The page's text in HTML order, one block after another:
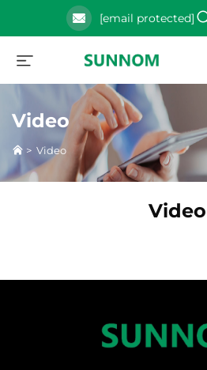
[email protected]
Video
> Video
Video